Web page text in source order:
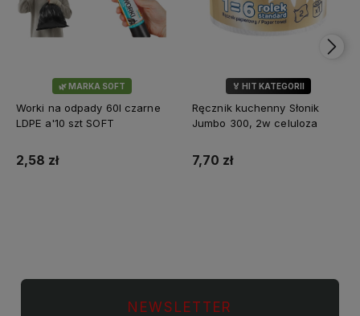
🌿 MARKA SOFT
Worki na odpady 60l czarne
LDPE a'10 szt SOFT
2,58 zł
🏅 HIT KATEGORII
💎 WYBÓR KLIENTÓW
Ręcznik kuchenny Słonik
Jumbo 300, 2w celuloza
7,70 zł
NEWSLETTER